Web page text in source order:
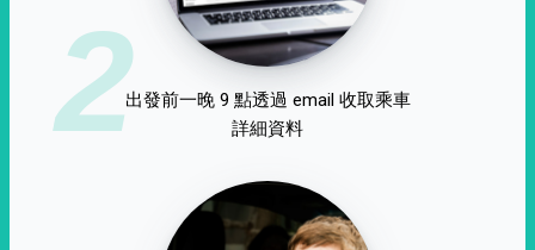
2出發前一晚 9 點透過 email 收取乘車
詳細資料